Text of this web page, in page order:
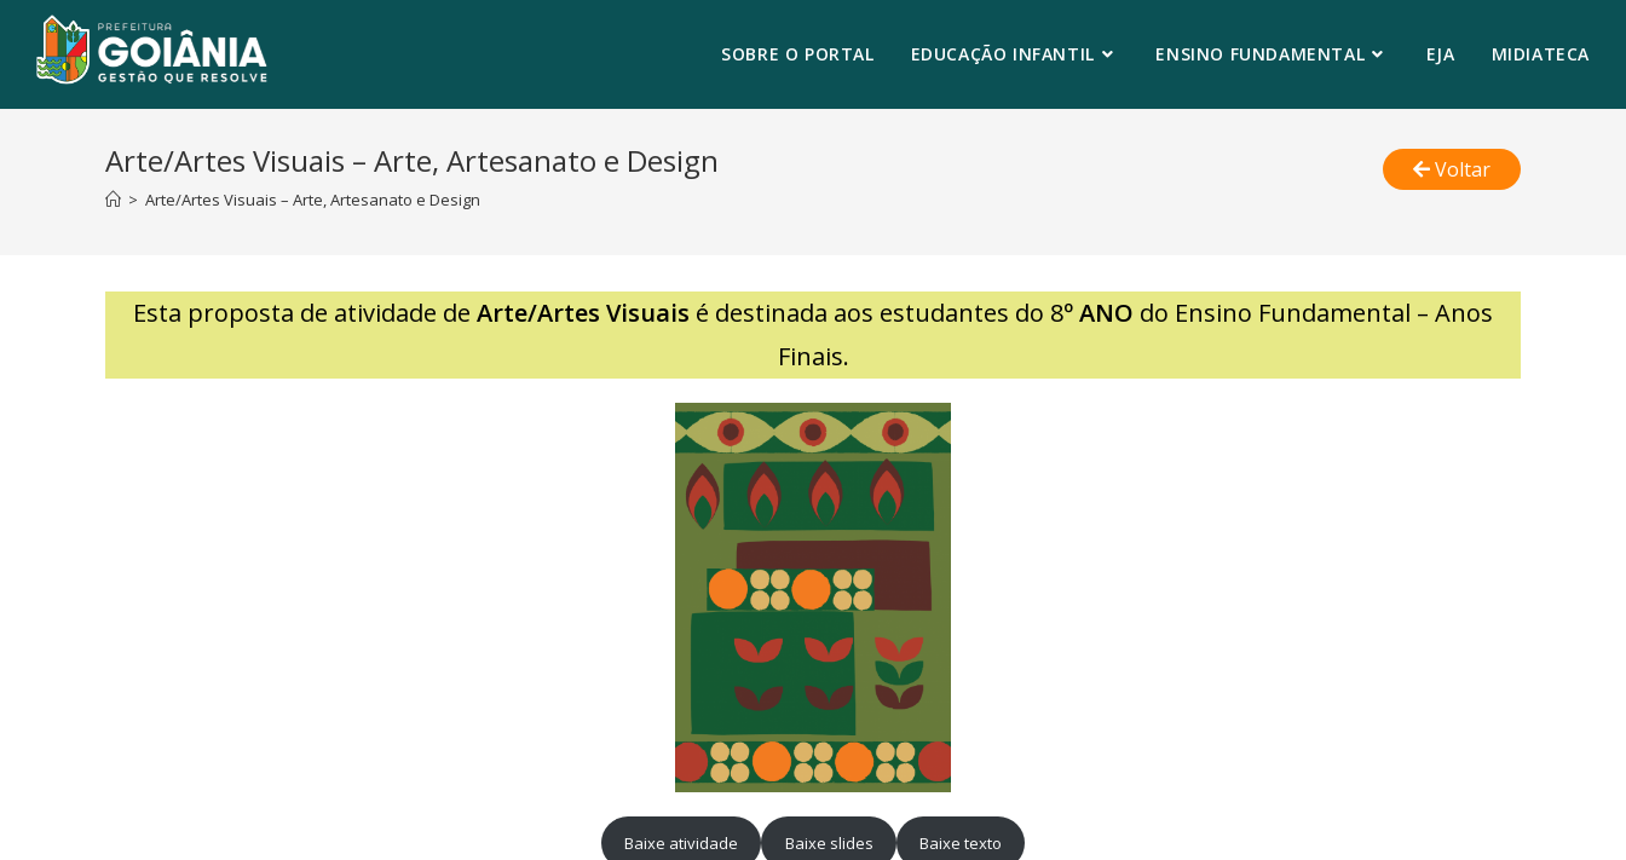
SOBRE O PORTAL EDUCAÇÃO INFANTIL ENSINO FUNDAMENTAL EJA MIDIATECA
Arte/Artes Visuais – Arte, Artesanato e Design
> Arte/Artes Visuais – Arte, Artesanato e Design
Voltar
Esta proposta de atividade de Arte/Artes Visuais é destinada aos estudantes do 8º ANO do Ensino Fundamental – Anos
Finais.
Baixe atividade Baixe slides Baixe texto